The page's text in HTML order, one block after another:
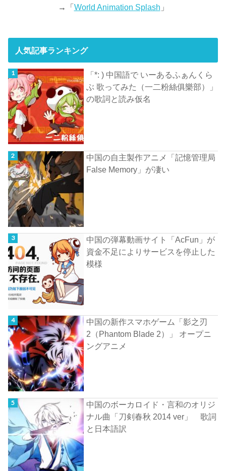
→「World Animation Splash 」
人気記事ランキング
「*: ) 中国語で いーあるふぁんくら
ぶ 歌ってみた（一二粉絲俱樂部）」
の歌詞と読み仮名
中国の自主製作アニメ「記憶管理局
False Memory」が凄い
中国の弾幕動画サイト「AcFun」が
資金不足によりサービスを停止した
模様
中国の新作スマホゲーム「影之刃
2（Phantom Blade 2）」 オープニ
ングアニメ
中国のボーカロイド・言和のオリジ
ナル曲「刀剣春秋 2014 ver」 歌詞
と日本語訳